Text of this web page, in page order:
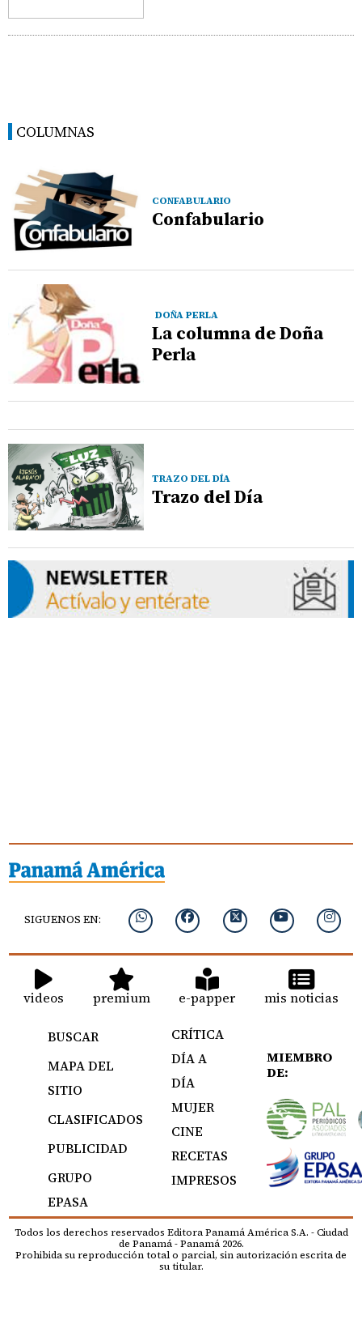
COLUMNAS
CONFABULARIO
Confabulario
DOÑA PERLA
La columna de Doña
Perla
TRAZO DEL DÍA
Trazo del Día
SIGUENOS EN:
videos premium e-papper mis noticias
BUSCAR
MAPA DEL
SITIO
CLASIFICADOS
PUBLICIDAD
GRUPO
EPASA
CRÍTICA
DÍA A
DÍA
MUJER
CINE
RECETAS
IMPRESOS
MIEMBRO
DE:
Todos los derechos reservados Editora Panamá América S.A. - Ciudad
de Panamá - Panamá 2026.
Prohibida su reproducción total o parcial, sin autorización escrita de
su titular.